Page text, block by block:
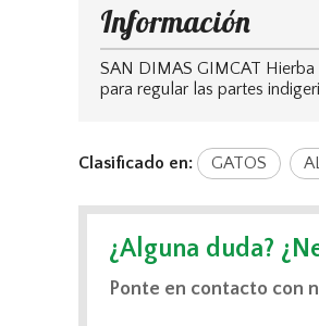
Información
SAN DIMAS GIMCAT
para regular las partes
Clasificado en: GATOS
¿Alguna duda?
Ponte en contacto con